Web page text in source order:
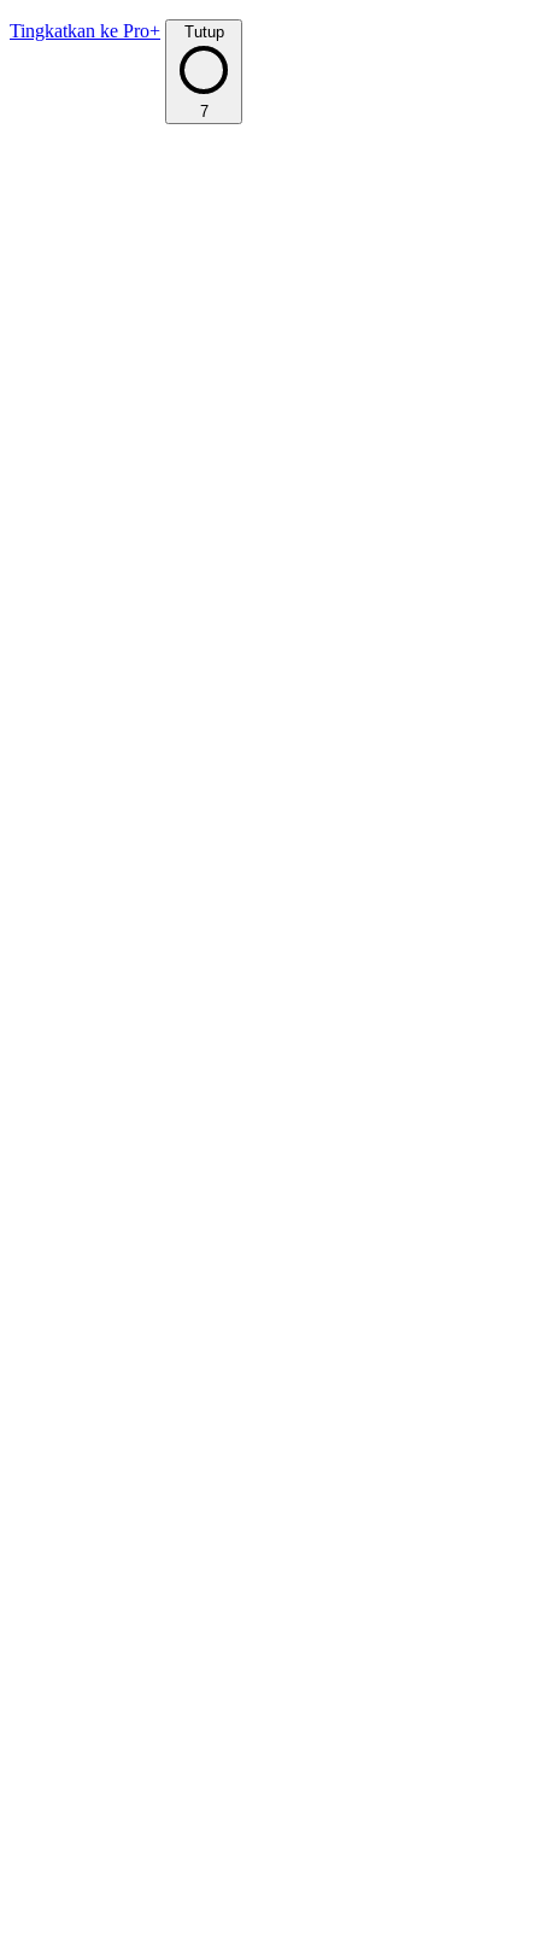
Tingkatkan ke Pro+ Tutup
7